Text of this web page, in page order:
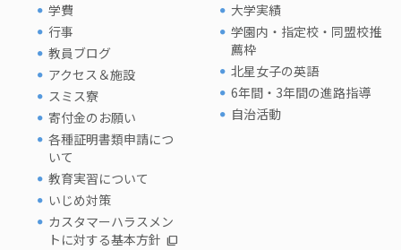
学費
行事
教員ブログ
アクセス＆施設
スミス寮
寄付金のお願い
各種証明書類申請につ
いて
教育実習について
いじめ対策
カスタマーハラスメン
トに対する基本方針
大学実績
学園内・指定校・同盟校推
薦枠
北星女子の英語
6年間・3年間の進路指導
自治活動